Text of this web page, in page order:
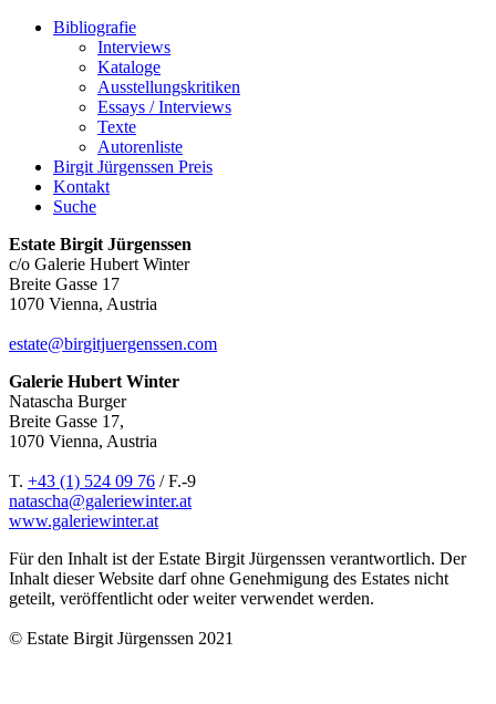
Bibliografie
Interviews
Kataloge
Ausstellungskritiken
Essays / Interviews
Texte
Autorenliste
Birgit Jürgenssen Preis
Kontakt
Suche
Estate Birgit Jürgenssen
c/o Galerie Hubert Winter
Breite Gasse 17
1070 Vienna, Austria
estate@birgitjuergenssen.com
Galerie Hubert Winter
Natascha Burger
Breite Gasse 17,
1070 Vienna, Austria
T. +43 (1) 524 09 76 / F.-9
natascha@galeriewinter.at
www.galeriewinter.at
Für den Inhalt ist der Estate Birgit Jürgenssen verantwortlich. Der
Inhalt dieser Website darf ohne Genehmigung des Estates nicht
geteilt, veröffentlicht oder weiter verwendet werden.
© Estate Birgit Jürgenssen 2021